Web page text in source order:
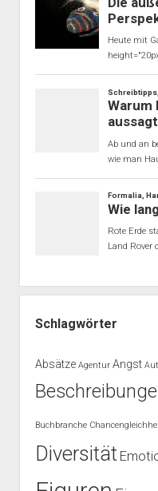
Schlagwörter
Absätze Agentur Angst
Buchbranche
Diversität